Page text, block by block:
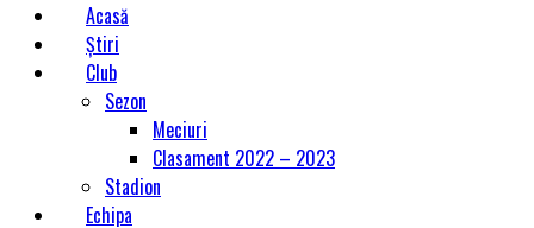
Acasă
Știri
Club
Sezon
Meciuri
Clasament 2022 – 2023
Stadion
Echipa